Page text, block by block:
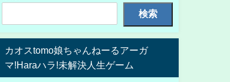
検索
カオスtomo娘ちゃんねーるアーガ
マ!Haraハラ!未解決人生ゲーム